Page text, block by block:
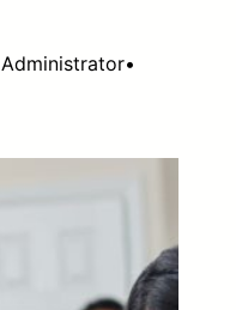
Administrator•